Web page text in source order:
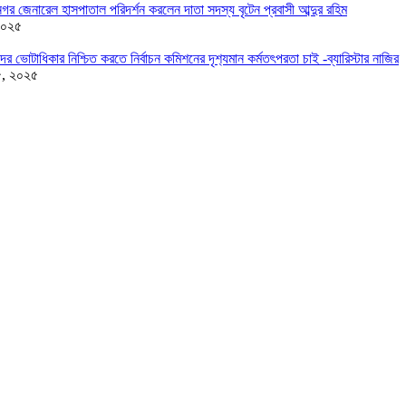
জেনারেল হাসপাতাল পরিদর্শন করলেন দাতা সদস্য বৃটেন প্রবাসী আব্দুর রহিম
ভোটাধিকার নিশ্চিত করতে নির্বাচন কমিশনের দৃশ‍্যমান কর্মতৎপরতা চাই -ব্যারিস্টার নাজির
২০২৫